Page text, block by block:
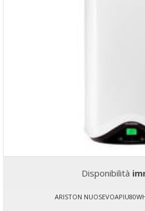
Disponibilità
ARISTON